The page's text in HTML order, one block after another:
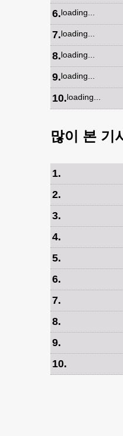
6.loading...
7.loading...
8.loading...
9.loading...
10.loading...
많이 본 기
1.
2.
3.
4.
5.
6.
7.
8.
9.
10.